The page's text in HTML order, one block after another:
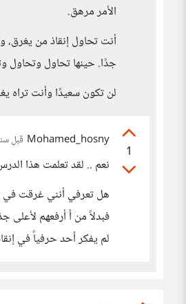
الأمر مرهق.
أنت تحاول إنقاذ من
جدًا. حينها تحاول وتحاول
لن تكون سعيدًا وأنت تراه
1
Mohamed_hosny قبل
نعم .. لقد تعلمت هذا
هل تعرفي أنني غرقت في
فبدلاً من أ أرفعهم لأعلى
لم يفكر أحد حرفياً في